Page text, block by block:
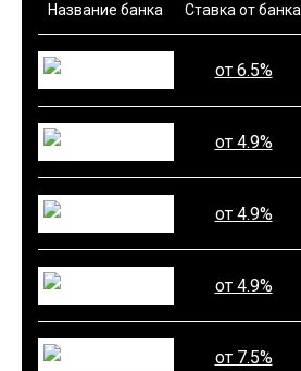
Название банка Ставка от банка
от 6.5%
от 4.9%
от 4.9%
от 4.9%
от 7.5%